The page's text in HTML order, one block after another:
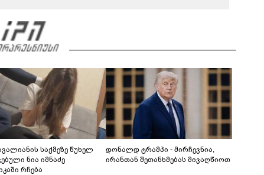
"უკვე 5 წელია ვუძლებ ციხის მძიმე პირობებს,
იზოლაციას, გავუძელი წამებას, მოწამვლას,
ორმხრივ ლანძღვას და შეურაცხყოფას..." -
მიხეილ სააკაშვილი
01:38
„ნაციონალური მოძრაობის“ მმართველობითი
საბჭოს ხელმძღვანელი ირაკლი
ფავლენიშვილი გახდა
საქმეზე წუხელ
ნია იმნაძე
რჩება
დონალდ ტრამპი - მირჩევნია,
ირანთან შეთანხმებას მივაღწიოთ